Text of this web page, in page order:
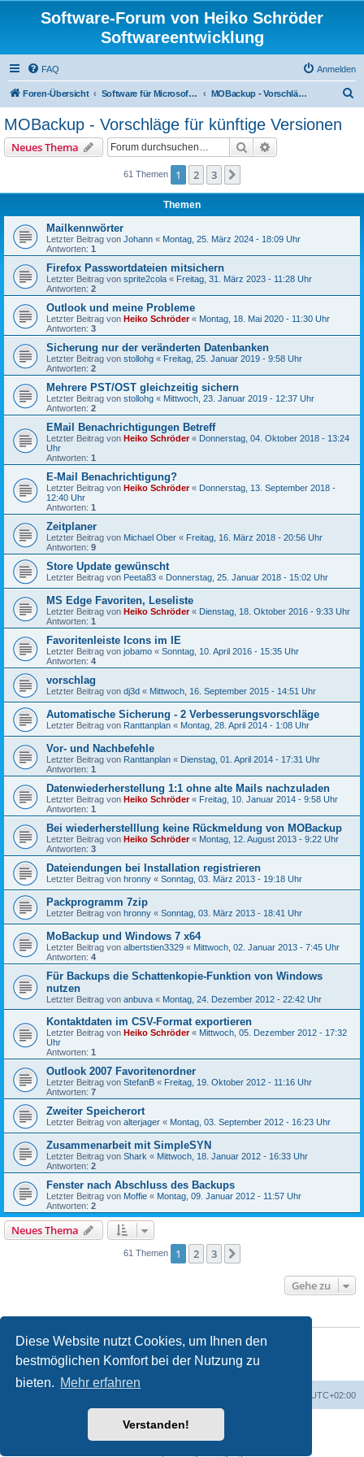
Diese Website nutzt Cookies, um Ihnen den
bestmöglichen Komfort bei der Nutzung zu
bieten. Mehr erfahren
Verstanden!
Software-Forum von Heiko Schröder
Softwareentwicklung
FAQ Anmelden
Foren-Übersicht Software für Microsoft Outlook MOBackup - Vorschläge für künftige Versionen
MOBackup - Vorschläge für künftige Versionen
Neues Thema Suche
61 Themen 1 2 3
Themen
Mailkennwörter
Letzter Beitrag von Johann « Montag, 25. März 2024 - 18:09 Uhr
Antworten: 1
Firefox Passwortdateien mitsichern
Letzter Beitrag von sprite2cola « Freitag, 31. März 2023 - 11:28 Uhr
Antworten: 2
Outlook und meine Probleme
Letzter Beitrag von Heiko Schröder« Montag, 18. Mai 2020 - 11:30 Uhr
Antworten: 3
Sicherung nur der veränderten Datenbanken
Letzter Beitrag von stollohg « Freitag, 25. Januar 2019 - 9:58 Uhr
Antworten: 2
Mehrere PST/OST gleichzeitig sichern
Letzter Beitrag von stollohg « Mittwoch, 23. Januar 2019 - 12:37 Uhr
Antworten: 2
EMail Benachrichtigungen Betreff
Letzter Beitrag von Heiko Schröder« Donnerstag, 04. Oktober 2018 - 13:24
Uhr
Antworten: 1
E-Mail Benachrichtigung?
Letzter Beitrag von Heiko Schröder« Donnerstag, 13. September 2018 -
12:40 Uhr
Antworten: 1
Zeitplaner
Letzter Beitrag von Michael Ober « Freitag, 16. März 2018 - 20:56 Uhr
Antworten: 9
Store Update gewünscht
Letzter Beitrag von Peeta83 « Donnerstag, 25. Januar 2018 - 15:02 Uhr
MS Edge Favoriten, Leseliste
Letzter Beitrag von Heiko Schröder« Dienstag, 18. Oktober 2016 - 9:33 Uhr
Antworten: 1
Favoritenleiste Icons im IE
Letzter Beitrag von jobamo « Sonntag, 10. April 2016 - 15:35 Uhr
Antworten: 4
vorschlag
Letzter Beitrag von dj3d « Mittwoch, 16. September 2015 - 14:51 Uhr
Automatische Sicherung - 2 Verbesserungsvorschläge
Letzter Beitrag von Ranttanplan « Montag, 28. April 2014 - 1:08 Uhr
Vor- und Nachbefehle
Letzter Beitrag von Ranttanplan « Dienstag, 01. April 2014 - 17:31 Uhr
Antworten: 1
Datenwiederherstellung 1:1 ohne alte Mails nachzuladen
Letzter Beitrag von Heiko Schröder« Freitag, 10. Januar 2014 - 9:58 Uhr
Antworten: 1
Bei wiederherstelllung keine Rückmeldung von MOBackup
Letzter Beitrag von Heiko Schröder« Montag, 12. August 2013 - 9:22 Uhr
Antworten: 3
Dateiendungen bei Installation registrieren
Letzter Beitrag von hronny « Sonntag, 03. März 2013 - 19:18 Uhr
Packprogramm 7zip
Letzter Beitrag von hronny « Sonntag, 03. März 2013 - 18:41 Uhr
MoBackup und Windows 7 x64
Letzter Beitrag von albertstien3329 « Mittwoch, 02. Januar 2013 - 7:45 Uhr
Antworten: 4
Für Backups die Schattenkopie-Funktion von Windows
nutzen
Letzter Beitrag von anbuva « Montag, 24. Dezember 2012 - 22:42 Uhr
Kontaktdaten im CSV-Format exportieren
Letzter Beitrag von Heiko Schröder« Mittwoch, 05. Dezember 2012 - 17:32
Uhr
Antworten: 1
Outlook 2007 Favoritenordner
Letzter Beitrag von StefanB « Freitag, 19. Oktober 2012 - 11:16 Uhr
Antworten: 7
Zweiter Speicherort
Letzter Beitrag von alterjager « Montag, 03. September 2012 - 16:23 Uhr
Zusammenarbeit mit SimpleSYN
Letzter Beitrag von Shark « Mittwoch, 18. Januar 2012 - 16:33 Uhr
Antworten: 2
Fenster nach Abschluss des Backups
Letzter Beitrag von Moffie « Montag, 09. Januar 2012 - 11:57 Uhr
Antworten: 2
Neues Thema
61 Themen 1 2 3
Gehe zu
Sie dürfen
keine
neuen Themen in diesem Forum erstellen.
Sie dürfenkeineAntworten zu Themen in diesem Forum erstellen.
Sie dürfen Ihre Beiträge in diesem Forumnichtändern.
Sie dürfen Ihre Beiträge in diesem Forum
UTC+02:00
Powered byphpBB® Forum Software © phpBB Limited
phpBB.de